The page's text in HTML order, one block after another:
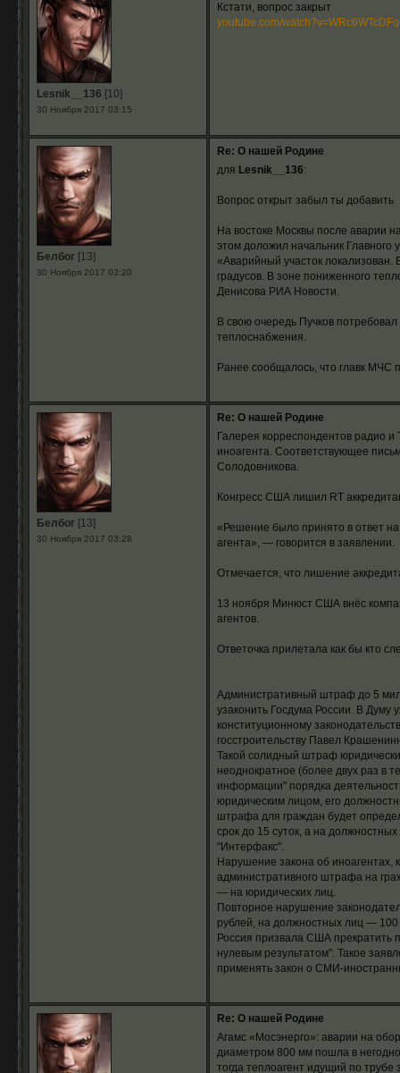
Lesnik__136 [10]
30 Ноября 2017 03:15
Кстати, вопрос закрыт
youtube.com/
Белбог[13]
30 Ноября 2017 03:20
Re: О нашей Родине
для Lesnik__136:
Вопрос открыт забыл ты добавить
На востоке Москвы после аварии
этом доложил начальник
«Аварийный участок
градусов. В зоне пониженного
Денисова РИА Новости.
В свою очередь Пучков
теплоснабжения.
Ранее сообщалось, что главк МЧС
Белбог[13]
30 Ноября 2017 03:28
Re: О нашей Родине
Галерея корреспондентов радио и
иноагента. Соответствующее
Солодовникова.
Конгресс США лишил RT
«Решение было принято в ответ
агента», — говорится в заявлении.
Отмечается, что лишение
13 ноября Минюст США внёс
агентов.
Ответочка прилетала как бы кто
Административный штраф до 5
узаконить Госдума России. В Думу
конституционному
госстроительству Павел
Такой солидный штраф
неоднократное (более двух раз в
информации" порядка
юридическим лицом, его
штрафа для граждан будет
срок до 15 суток, а на
"Интерфакс".
Нарушение закона об иноагентах,
административного штрафа на
— на юридических лиц.
Повторное нарушение
рублей, на должностных лиц —
Россия призвала США прекратить
нулевым результатом". Такое
применять закон о СМИ-
Re: О нашей Родине
Агамс «Мосэнерго»: аварии на
диаметром 800 мм пошла в
тогда теплоагент идущий по